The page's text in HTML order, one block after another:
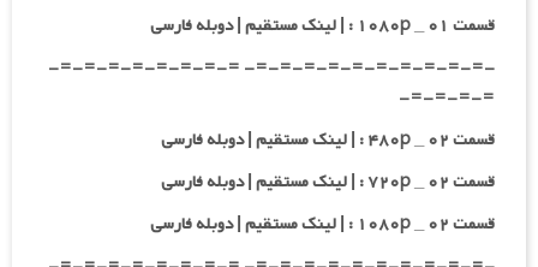
قسمت ۰۱ _ ۱۰۸۰p : | لینک مستقیم | دوبله فارسی
-=-=-=-=-=-=-=-=-=-=- =-=-=-=-=-=-=-=-
=-=-=-=-
قسمت ۰۲ _ ۴۸۰p : | لینک مستقیم | دوبله فارسی
قسمت ۰۲ _ ۷۲۰p : | لینک مستقیم | دوبله فارسی
قسمت ۰۲ _ ۱۰۸۰p : | لینک مستقیم | دوبله فارسی